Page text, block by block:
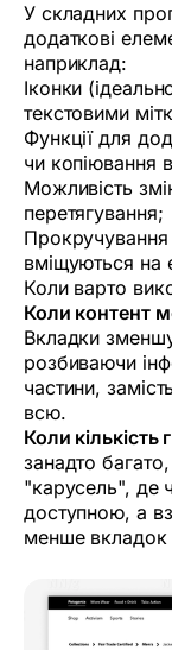
У складних
додаткові
наприклад:
Іконки
текстовими
Функції для
чи копіювання
Можливість
перетягування;
вміщуються на
Коли варто
Коли контент
Вкладки
розбиваючи
частини,
всю.
Коли
занадто
"карусель", де
доступною, а
менше